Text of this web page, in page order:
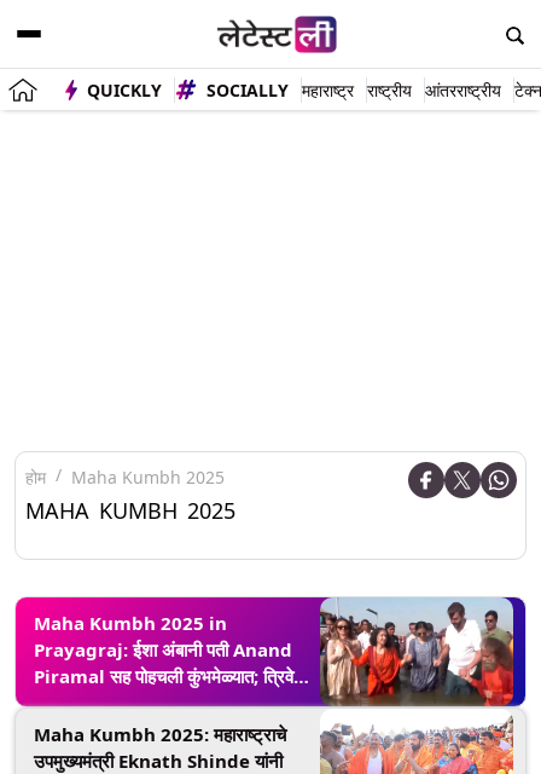
QUICKLY SOCIALLY महाराष्ट्र राष्ट्रीय आंतरराष्ट्रीय
होम Maha Kumbh 2025
MAHA KUMBH 2025
Maha Kumbh 2025 in
Prayagraj: ईशा अंबानी पती Anand
Piramal सह पोहचली कुंभमेळ्यात; त्रिवेणी
संगमावर मारली पाण्यात डुबकी (Watch
Video)
Maha Kumbh 2025: महाराष्ट्राचे
उपमुख्यमंत्री Eknath Shinde यांनी